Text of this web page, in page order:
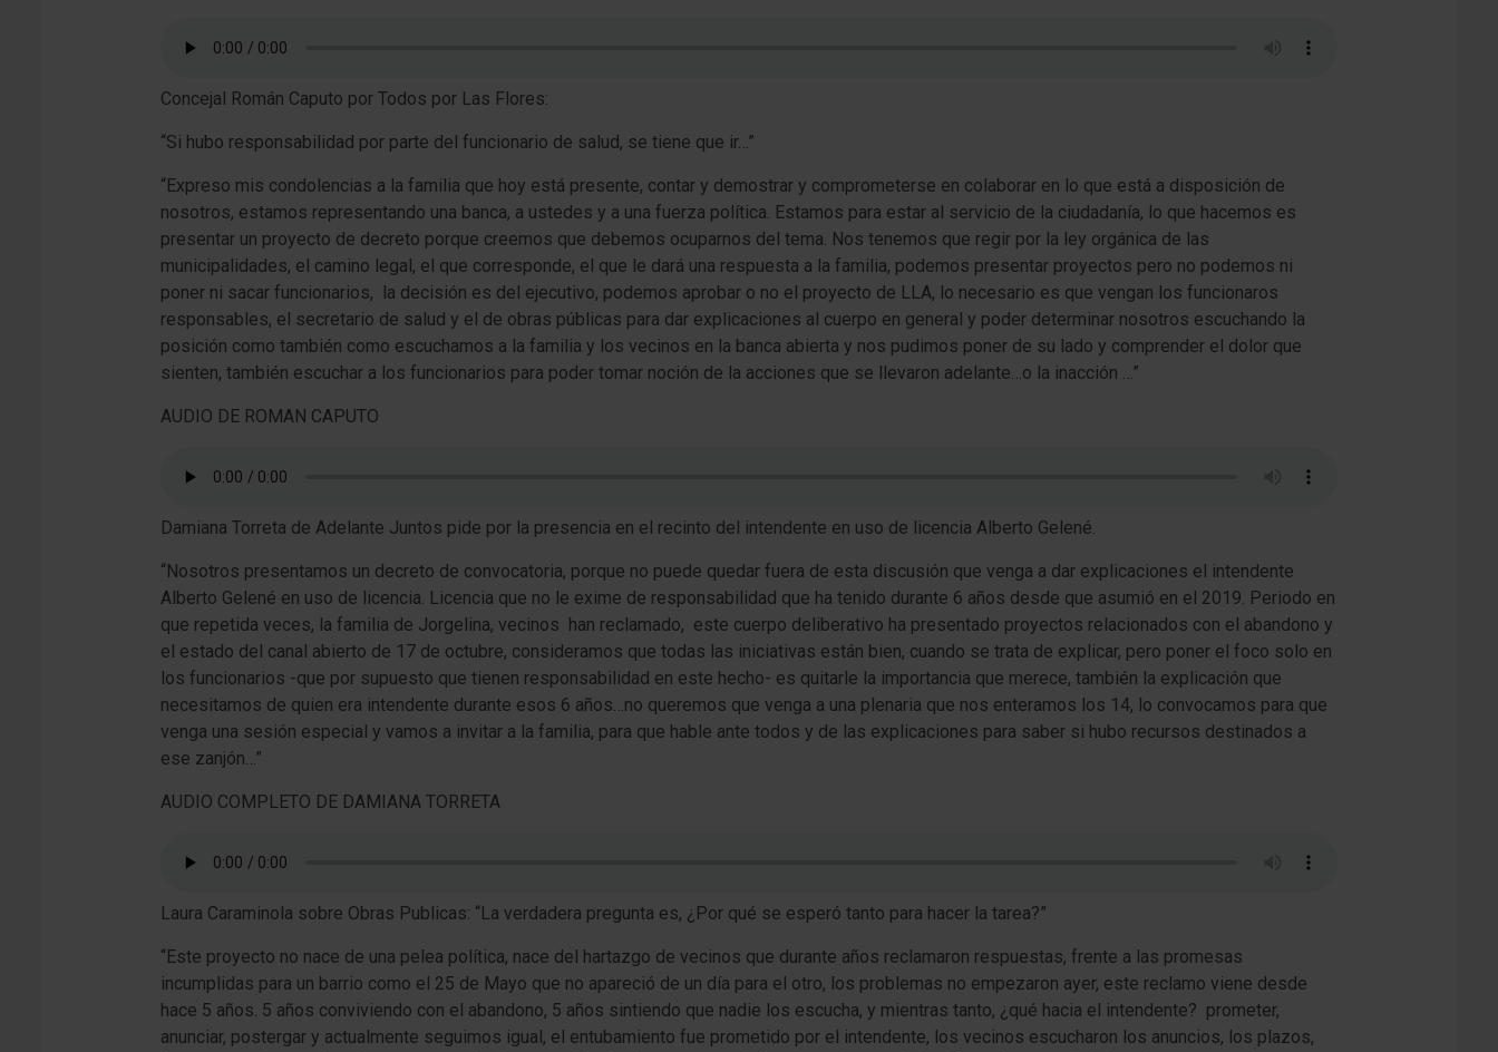
Concejal Román Caputo por Todos por Las Flores:
“Si hubo responsabilidad por parte del funcionario de salud, se tiene que ir…”
“Expreso mis condolencias a la familia que hoy está presente, contar y demostrar y comprometerse en colaborar en lo que está a disposición de
nosotros, estamos representando una banca, a ustedes y a una fuerza política. Estamos para estar al servicio de la ciudadanía, lo que hacemos es
presentar un proyecto de decreto porque creemos que debemos ocuparnos del tema. Nos tenemos que regir por la ley orgánica de las
municipalidades, el camino legal, el que corresponde, el que le dará una respuesta a la familia, podemos presentar proyectos pero no podemos ni
poner ni sacar funcionarios, la decisión es del ejecutivo, podemos aprobar o no el proyecto de LLA, lo necesario es que vengan los funcionaros
responsables, el secretario de salud y el de obras públicas para dar explicaciones al cuerpo en general y poder determinar nosotros escuchando la
posición como también como escuchamos a la familia y los vecinos en la banca abierta y nos pudimos poner de su lado y comprender el dolor que
sienten, también escuchar a los funcionarios para poder tomar noción de la acciones que se llevaron adelante…o la inacción …”
AUDIO DE ROMAN CAPUTO
Damiana Torreta de Adelante Juntos pide por la presencia en el recinto del intendente en uso de licencia Alberto Gelené.
“Nosotros presentamos un decreto de convocatoria, porque no puede quedar fuera de esta discusión que venga a dar explicaciones el intendente
Alberto Gelené en uso de licencia. Licencia que no le exime de responsabilidad que ha tenido durante 6 años desde que asumió en el 2019. Periodo en
que repetida veces, la familia de Jorgelina, vecinos han reclamado, este cuerpo deliberativo ha presentado proyectos relacionados con el abandono y
el estado del canal abierto de 17 de octubre, consideramos que todas las iniciativas están bien, cuando se trata de explicar, pero poner el foco solo en
los funcionarios -que por supuesto que tienen responsabilidad en este hecho- es quitarle la importancia que merece, también la explicación que
necesitamos de quien era intendente durante esos 6 años…no queremos que venga a una plenaria que nos enteramos los 14, lo convocamos para que
venga una sesión especial y vamos a invitar a la familia, para que hable ante todos y de las explicaciones para saber si hubo recursos destinados a
ese zanjón…”
AUDIO COMPLETO DE DAMIANA TORRETA
Laura Caraminola sobre Obras Publicas: “La verdadera pregunta es, ¿Por qué se esperó tanto para hacer la tarea?”
“Este proyecto no nace de una pelea política, nace del hartazgo de vecinos que durante años reclamaron respuestas, frente a las promesas
incumplidas para un barrio como el 25 de Mayo que no apareció de un día para el otro, los problemas no empezaron ayer, este reclamo viene desde
hace 5 años. 5 años conviviendo con el abandono, 5 años sintiendo que nadie los escucha, y mientras tanto, ¿qué hacia el intendente? prometer,
anunciar, postergar y actualmente seguimos igual, el entubamiento fue prometido por el intendente, los vecinos escucharon los anuncios, los plazos,